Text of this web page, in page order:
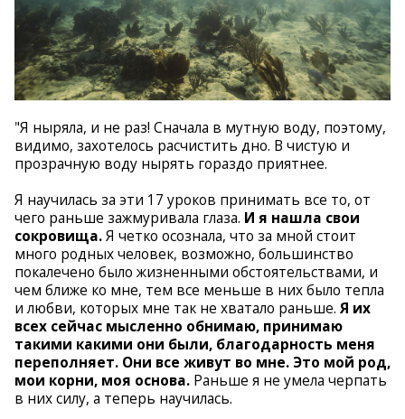
"Я ныряла, и не раз! Сначала в мутную воду, поэтому,
видимо, захотелось расчистить дно. В чистую и
прозрачную воду нырять гораздо приятнее.
Я научилась за эти 17 уроков принимать все то, от
чего раньше зажмуривала глаза. И я нашла свои
сокровища.Я четко осознала, что за мной стоит
много родных человек, возможно, большинство
покалечено было жизненными обстоятельствами, и
чем ближе ко мне, тем все меньше в них было тепла
и любви, которых мне так не хватало раньше. Я их
всех сейчас мысленно обнимаю, принимаю
такими какими они были, благодарность меня
переполняет. Они все живут во мне. Это мой род,
мои корни, моя основа. Раньше я не умела черпать
в них силу, а теперь научилась.